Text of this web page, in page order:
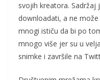
svojih kreatora. Sadržaj
downloadati, a ne
mnogi ističu da bi po
mnogo više jer su u
snimke i završile na